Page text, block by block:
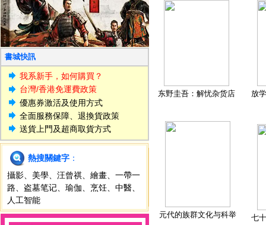
書城快訊
我系新手，如何購買？
台灣/香港免運費政策
優惠券激活及使用方式
全面服務保障、退換貨政策
送貨上門及超商取貨方式
熱搜關鍵字 ：
攝影
美學 汪曾祺 繪畫
一帶一
路
盗墓笔记 瑜伽 烹饪 中醫
人工智能
东野圭吾：解忧杂货店 放
元代的族群文化与科举 七